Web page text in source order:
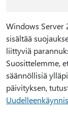
Windows Server
sisältää
liittyviä
Suosittelemme,
säännöllisiä
päivityksen,